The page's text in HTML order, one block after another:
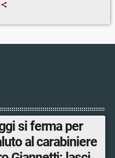
si ferma per
al carabiniere